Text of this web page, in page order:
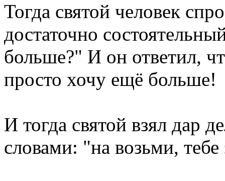
Тогда святой человек
достаточно
больше?" И он ответил,
просто хочу ещё больше!
И тогда святой взял дар
словами: "на возьми,